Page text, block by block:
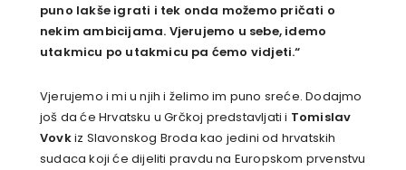
puno lakše igrati i tek onda možemo pričati o
nekim ambicijama. Vjerujemo u sebe, idemo
utakmicu po utakmicu pa ćemo vidjeti.“
Vjerujemo i mi u njih i želimo im puno sreće. Dodajmo
još da će Hrvatsku u Grčkoj predstavljati i Tomislav
Vovkiz Slavonskog Broda kao jedini od hrvatskih
sudaca koji će dijeliti pravdu na Europskom prvenstvu